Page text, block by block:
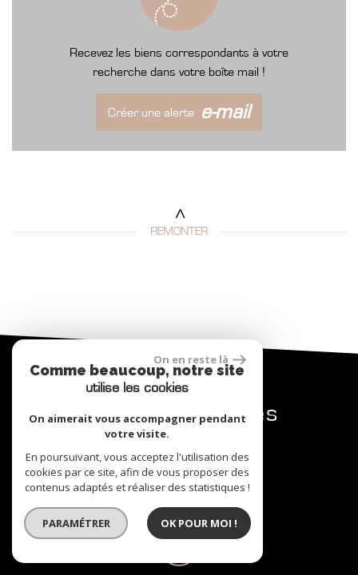
Recevez les biens correspondants à votre
recherche dans votre boîte mail !
Créer une alerte e-mail
REMONTER
nos coordonnées
0546550496
On en reste là
Comme beaucoup, notre site
utilise les cookies
On aimerait vous accompagner pendant
votre visite.
En poursuivant, vous acceptez l'utilisation des
cookies par ce site, afin de vous proposer des
contenus adaptés et réaliser des statistiques !
PARAMÉTRER OK POUR MOI !